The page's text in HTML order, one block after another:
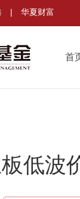
| 华夏财富
首
低波